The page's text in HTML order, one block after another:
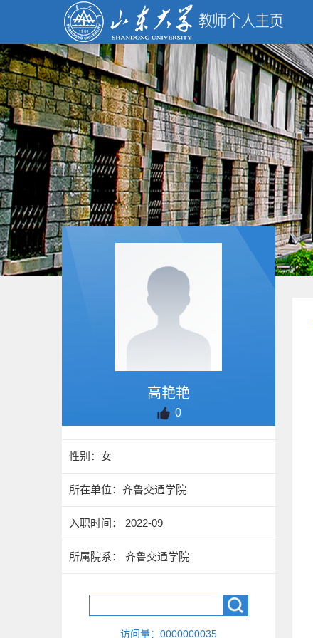
高艳艳
0
性别：女
所在单位：齐鲁交通学院
入职时间： 2022-09
所属院系： 齐鲁交通学院
访问量： 0000000035